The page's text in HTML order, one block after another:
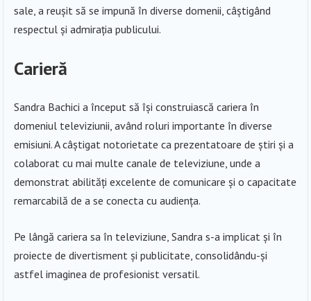
sale, a reușit să se impună în diverse domenii, câștigând
respectul și admirația publicului.
Carieră
Sandra Bachici a început să își construiască cariera în
domeniul televiziunii, având roluri importante în diverse
emisiuni. A câștigat notorietate ca prezentatoare de știri și a
colaborat cu mai multe canale de televiziune, unde a
demonstrat abilități excelente de comunicare și o capacitate
remarcabilă de a se conecta cu audiența.
Pe lângă cariera sa în televiziune, Sandra s-a implicat și în
proiecte de divertisment și publicitate, consolidându-și
astfel imaginea de profesionist versatil.